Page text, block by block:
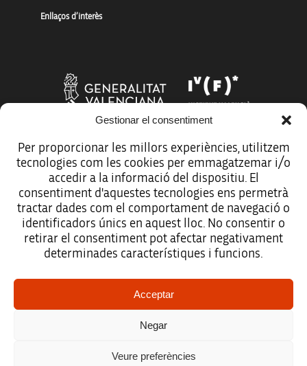
Gestionar el consentiment
Per proporcionar les millors experiències, utilitzem
tecnologies com les cookies per emmagatzemar i/o
accedir a la informació del dispositiu. El
consentiment d'aquestes tecnologies ens permetrà
tractar dades com el comportament de navegació o
identificadors únics en aquest lloc. No consentir o
retirar el consentiment pot afectar negativament
determinades característiques i funcions.
Acceptar
Negar
Veure preferències
Enllaços d’interès
Més organismes de suport a la innovació
Avís legal
Política de protecció de dades